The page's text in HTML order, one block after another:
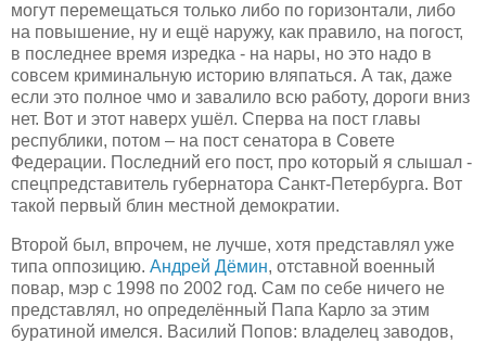
могут перемещаться только либо по горизонтали, либо
на повышение, ну и ещё наружу, как правило, на погост,
в последнее время изредка - на нары, но это надо в
совсем криминальную историю вляпаться. А так, даже
если это полное чмо и завалило всю работу, дороги вниз
нет. Вот и этот наверх ушёл. Сперва на пост главы
республики, потом – на пост сенатора в Совете
Федерации. Последний его пост, про который я слышал -
спецпредставитель губернатора Санкт-Петербурга. Вот
такой первый блин местной демократии.
Второй был, впрочем, не лучше, хотя представлял уже
типа оппозицию. Андрей Дёмин, отставной военный
повар, мэр с 1998 по 2002 год. Сам по себе ничего не
представлял, но определённый Папа Карло за этим
буратиной имелся. Василий Попов: владелец заводов,